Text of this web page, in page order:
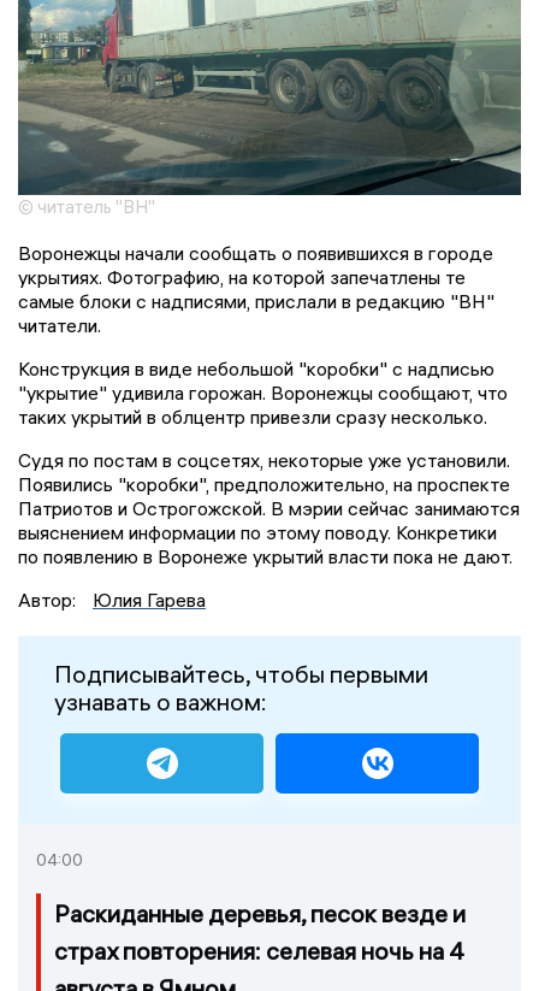
© читатель "ВН"
Воронежцы начали сообщать о появившихся в городе
укрытиях. Фотографию, на которой запечатлены те
самые блоки с надписями, прислали в редакцию "ВН"
читатели.
Конструкция в виде небольшой "коробки" с надписью
"укрытие" удивила горожан. Воронежцы сообщают, что
таких укрытий в облцентр привезли сразу несколько.
Судя по постам в соцсетях, некоторые уже установили.
Появились "коробки", предположительно, на проспекте
Патриотов и Острогожской. В мэрии сейчас занимаются
выяснением информации по этому поводу. Конкретики
по появлению в Воронеже укрытий власти пока не дают.
Автор:
Юлия Гарева
Подписывайтесь, чтобы первыми
узнавать о важном:
04:00
Раскиданные деревья, песок везде и
страх повторения: селевая ночь на 4